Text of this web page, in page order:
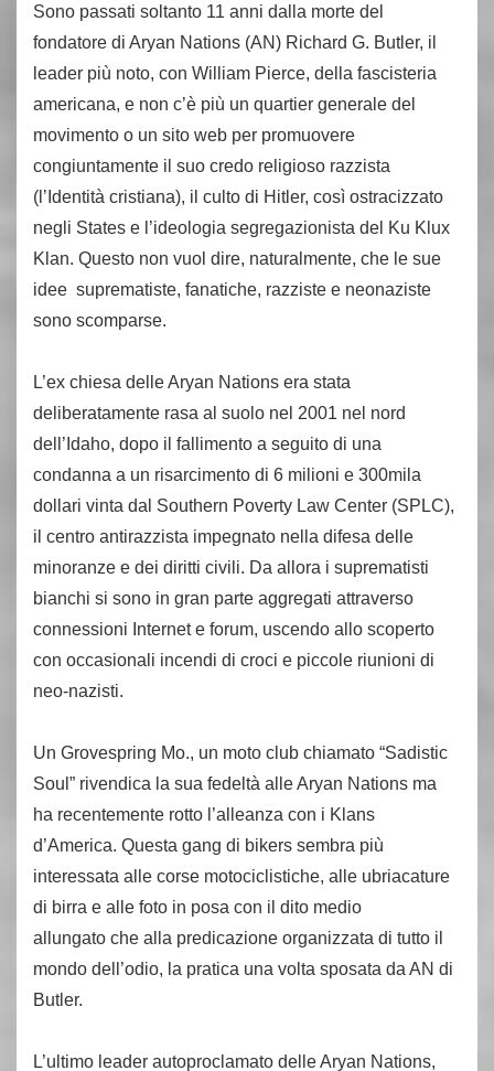
Sono passati soltanto 11 anni dalla morte del
fondatore di Aryan Nations (AN) Richard G. Butler, il
leader più noto, con William Pierce, della fascisteria
americana, e non c’è più un quartier generale del
movimento o un sito web per promuovere
congiuntamente il suo credo religioso razzista
(l’Identità cristiana), il culto di Hitler, così ostracizzato
negli States e l’ideologia segregazionista del Ku Klux
Klan. Questo non vuol dire, naturalmente, che le sue
idee suprematiste, fanatiche, razziste e neonaziste
sono scomparse.
L’ex chiesa delle Aryan Nations era stata
deliberatamente rasa al suolo nel 2001 nel nord
dell’Idaho, dopo il fallimento a seguito di una
condanna a un risarcimento di 6 milioni e 300mila
dollari vinta dal Southern Poverty Law Center (SPLC),
il centro antirazzista impegnato nella difesa delle
minoranze e dei diritti civili. Da allora i suprematisti
bianchi si sono in gran parte aggregati attraverso
connessioni Internet e forum, uscendo allo scoperto
con occasionali incendi di croci e piccole riunioni di
neo-nazisti.
Un Grovespring Mo., un moto club chiamato “Sadistic
Soul” rivendica la sua fedeltà alle Aryan Nations ma
ha recentemente rotto l’alleanza con i Klans
d’America. Questa gang di bikers sembra più
interessata alle corse motociclistiche, alle ubriacature
di birra e alle foto in posa con il dito medio
allungato che alla predicazione organizzata di tutto il
mondo dell’odio, la pratica una volta sposata da AN di
Butler.
L’ultimo leader autoproclamato delle Aryan Nations,